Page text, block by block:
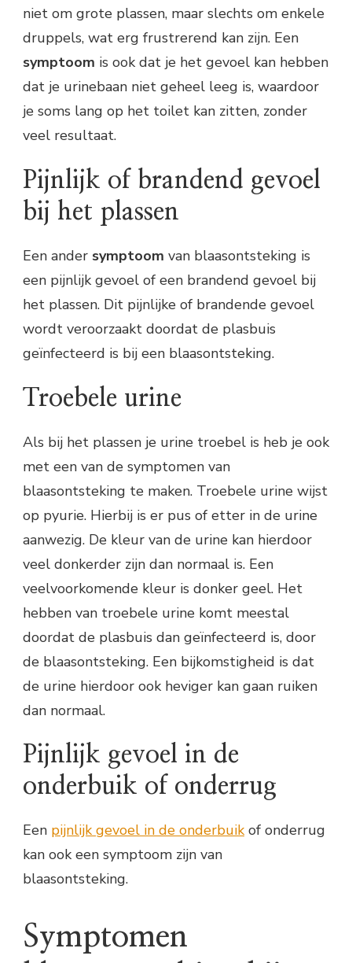
niet om grote plassen, maar slechts om enkele
druppels, wat erg frustrerend kan zijn. Een
symptoom is ook dat je het gevoel kan hebben
dat je urinebaan niet geheel leeg is, waardoor
je soms lang op het toilet kan zitten, zonder
veel resultaat.
Pijnlijk of brandend gevoel
bij het plassen
Een ander symptoom van blaasontsteking is
een pijnlijk gevoel of een brandend gevoel bij
het plassen. Dit pijnlijke of brandende gevoel
wordt veroorzaakt doordat de plasbuis
geïnfecteerd is bij een blaasontsteking.
Troebele urine
Als bij het plassen je urine troebel is heb je ook
met een van de symptomen van
blaasontsteking te maken. Troebele urine wijst
op pyurie. Hierbij is er pus of etter in de urine
aanwezig. De kleur van de urine kan hierdoor
veel donkerder zijn dan normaal is. Een
veelvoorkomende kleur is donker geel. Het
hebben van troebele urine komt meestal
doordat de plasbuis dan geïnfecteerd is, door
de blaasontsteking. Een bijkomstigheid is dat
de urine hierdoor ook heviger kan gaan ruiken
dan normaal.
Pijnlijk gevoel in de
onderbuik of onderrug
Een pijnlijk gevoel in de onderbuikof onderrug
kan ook een symptoom zijn van
blaasontsteking.
Symptomen